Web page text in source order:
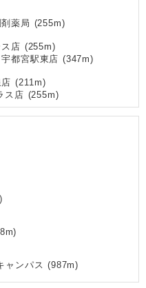
薬局 (255m)
店 (255m)
都宮駅東店 (347m)
(211m)
ス店 (255m)
m)
ャンパス (987m)